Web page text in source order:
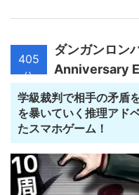
405
位
ダンガンロン
Anniversary
学級裁判で相手の矛盾
を暴いていく推理アド
たスマホゲーム！